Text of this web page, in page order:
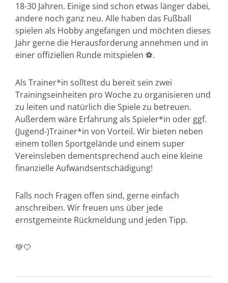
18-30 Jahren. Einige sind schon etwas länger dabei,
andere noch ganz neu. Alle haben das Fußball
spielen als Hobby angefangen und möchten dieses
Jahr gerne die Herausforderung annehmen und in
einer offiziellen Runde mitspielen ⚽️.
Als Trainer*in solltest du bereit sein zwei
Trainingseinheiten pro Woche zu organisieren und
zu leiten und natürlich die Spiele zu betreuen.
Außerdem wäre Erfahrung als Spieler*in oder ggf.
(Jugend-)Trainer*in von Vorteil. Wir bieten neben
einem tollen Sportgelände und einem super
Vereinsleben dementsprechend auch eine kleine
finanzielle Aufwandsentschädigung!
Falls noch Fragen offen sind, gerne einfach
anschreiben. Wir freuen uns über jede
ernstgemeinte Rückmeldung und jeden Tipp.
💚🤍